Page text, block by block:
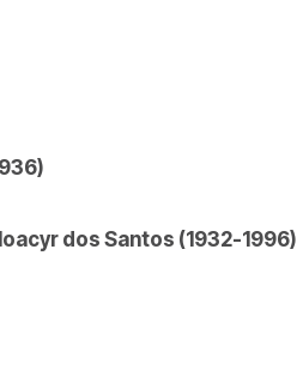
dos Santos (1932-1996)